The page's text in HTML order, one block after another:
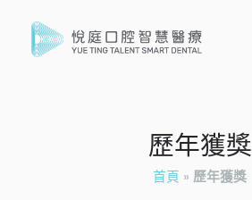
歷年獲獎
首頁 »歷年獲獎